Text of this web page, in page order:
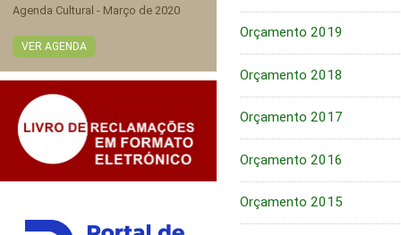
Agenda Cultural - Março de 2020
VER AGENDA
Orçamento 2019
Orçamento 2018
Orçamento 2017
Orçamento 2016
Orçamento 2015